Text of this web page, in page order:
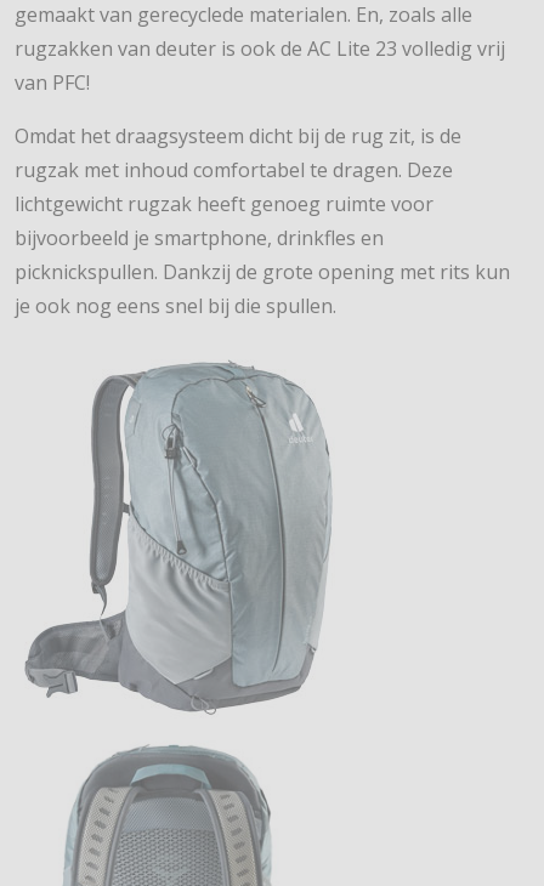
gemaakt van gerecyclede materialen. En, zoals alle
rugzakken van deuter is ook de AC Lite 23 volledig vrij
van PFC!
Omdat het draagsysteem dicht bij de rug zit, is de
rugzak met inhoud comfortabel te dragen. Deze
lichtgewicht rugzak heeft genoeg ruimte voor
bijvoorbeeld je smartphone, drinkfles en
picknickspullen. Dankzij de grote opening met rits kun
je ook nog eens snel bij die spullen.